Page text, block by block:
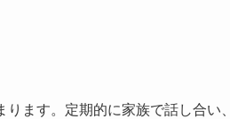
ます。定期的に家族で話し合い